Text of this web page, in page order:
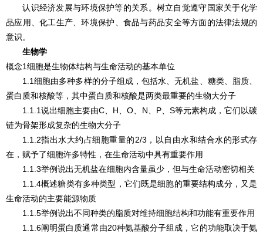
认识经济发展与环境保护等的关系。树立自觉遵守国家关于化学
品应用、化工生产、环境保护、食品与药品安全等方面的法律法规的
意识。
生物学
概念1细胞是生物体结构与生命活动的基本单位
1.1细胞由多种多样的分子组成，包括水、无机盐、糖类、脂质、
蛋白质和核酸等，其中蛋白质和核酸是两类最重要的生物大分子
1.1.1说出细胞主要由C、H、O、N、P、S等元素构成，它们以碳
链为骨架形成复杂的生物大分子
1.1.2指出水大约占细胞重量的2/3，以自由水和结合水的形式存
在，赋予了细胞许多特性，在生命活动中具有重要作用
1.1.3举例说出无机盐在细胞内含量虽少，但与生命活动密切相关
1.1.4概述糖类有多种类型，它们既是细胞的重要结构成分，又是
生命活动的主要能源物质
1.1.5举例说出不同种类的脂质对维持细胞结构和功能有重要作用
1.1.6阐明蛋白质通常由20种氨基酸分子组成，它的功能取决于氨